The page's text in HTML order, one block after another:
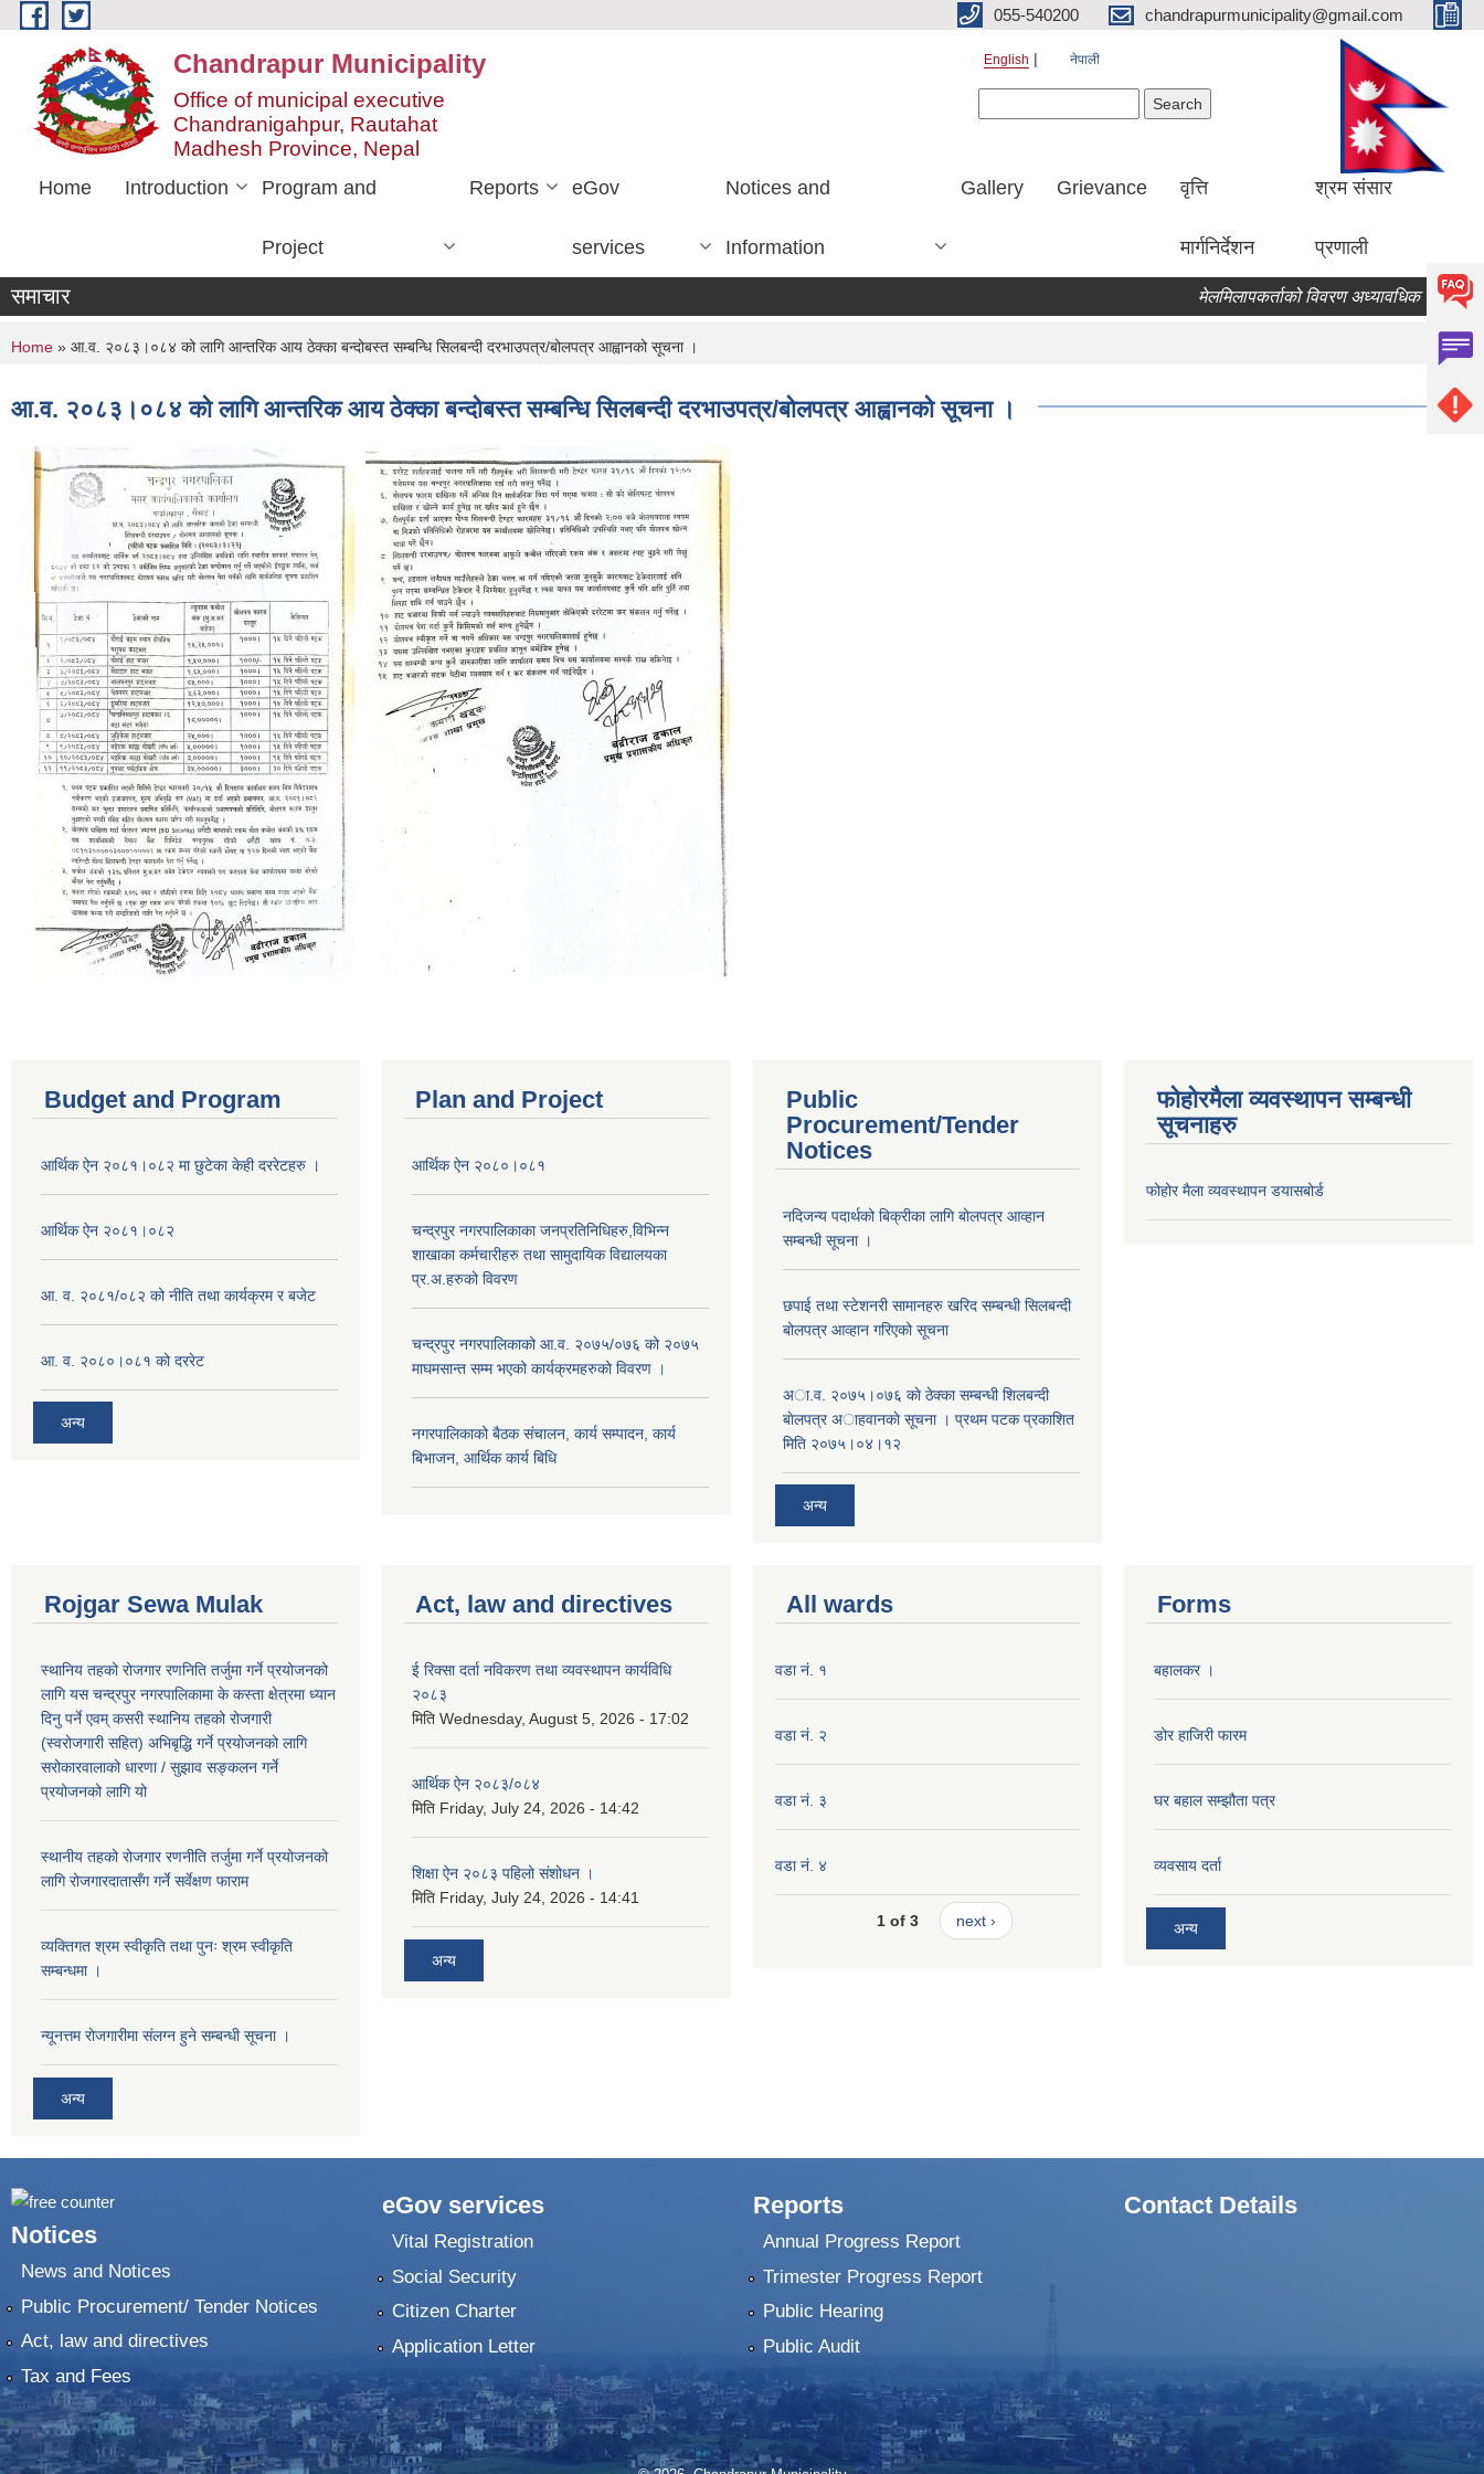
Skip to main content 055-540200 chandrapurmunicipality@gmail.com
Chandrapur Municipality
Office of municipal executive
Chandranigahpur, Rautahat
Madhesh Province, Nepal
English नेपाली
Home Introduction Program and
Project
Reports eGov
services
Notices and
Information
Gallery Grievance वृत्ति
मार्गनिर्देशन
श्रम संसार
प्रणाली
समाचार मेलमिलापकर्ताको विवरण अध्यावधिक गर्ने सम्बन्धि
You are here
Home » आ.व. २०८३।०८४ को लागि आन्तरिक आय ठेक्का बन्दोबस्त सम्बन्धि सिलबन्दी दरभाउपत्र/बोलपत्र आह्वानको सूचना ।
आ.व. २०८३।०८४ को लागि आन्तरिक आय ठेक्का बन्दोबस्त सम्बन्धि सिलबन्दी दरभाउपत्र/बोलपत्र आह्वानको सूचना ।
Budget and Program
आर्थिक ऐन २०८१।०८२ मा छुटेका केही दररेटहरु ।
आर्थिक ऐन २०८१।०८२
आ. व. २०८१/०८२ को नीति तथा कार्यक्रम र बजेट
आ. व. २०८०।०८१ को दररेट
अन्य
Plan and Project
आर्थिक ऐन २०८०।०८१
चन्द्रपुर नगरपालिकाका जनप्रतिनिधिहरु,विभिन्न
शाखाका कर्मचारीहरु तथा सामुदायिक विद्यालयका
प्र.अ.हरुको विवरण
चन्द्रपुर नगरपालिकाको आ.व. २०७५/०७६ को २०७५
माघमसान्त सम्म भएको कार्यक्रमहरुको विवरण ।
नगरपालिकाको बैठक संचालन, कार्य सम्पादन, कार्य
बिभाजन, आर्थिक कार्य बिधि
Public
Procurement/Tender
Notices
नदिजन्य पदार्थको बिक्रीका लागि बोलपत्र आव्हान
सम्बन्धी सूचना ।
छपाई तथा स्टेशनरी सामानहरु खरिद सम्बन्धी सिलबन्दी
बोलपत्र आव्हान गरिएको सूचना
अा.व. २०७५।०७६ काे ठेक्का सम्बन्धी शिलबन्दी
बाेलपत्र अाहवानकाे सूचना । प्रथम पटक प्रकाशित
मिति २०७५।०४।१२
अन्य
फोहोरमैला व्यवस्थापन सम्बन्धी
सूचनाहरु
फोहोर मैला व्यवस्थापन डयासबोर्ड
Rojgar Sewa Mulak
स्थानिय तहको रोजगार रणनिति तर्जुमा गर्ने प्रयोजनको
लागि यस चन्द्रपुर नगरपालिकामा के कस्ता क्षेत्रमा ध्यान
दिनु पर्ने एवम् कसरी स्थानिय तहको रोजगारी
(स्वरोजगारी सहित) अभिबृद्धि गर्ने प्रयोजनको लागि
सरोकारवालाको धारणा / सुझाव सङ्कलन गर्ने
प्रयोजनको लागि यो
स्थानीय तहको रोजगार रणनीति तर्जुमा गर्ने प्रयोजनको
लागि रोजगारदातासँग गर्ने सर्वेक्षण फाराम
व्यक्तिगत श्रम स्वीकृति तथा पुनः श्रम स्वीकृति
सम्बन्धमा ।
न्यूनत्तम रोजगारीमा संलग्न हुने सम्बन्धी सूचना ।
अन्य
Act, law and directives
ई रिक्सा दर्ता नविकरण तथा व्यवस्थापन कार्यविधि
२०८३
मिति Wednesday, August 5, 2026 - 17:02
आर्थिक ऐन २०८३/०८४
मिति Friday, July 24, 2026 - 14:42
शिक्षा ऐन २०८३ पहिलो संशोधन ।
मिति Friday, July 24, 2026 - 14:41
अन्य
All wards
वडा नं. १
वडा नं. २
वडा नं. ३
वडा नं. ४
1 of 3 next ›
Forms
बहालकर ।
डोर हाजिरी फारम
घर बहाल सम्झौता पत्र
व्यवसाय दर्ता
अन्य
Notices
News and Notices
Public Procurement/ Tender Notices
Act, law and directives
Tax and Fees
eGov services
Vital Registration
Social Security
Citizen Charter
Application Letter
Reports
Annual Progress Report
Trimester Progress Report
Public Hearing
Public Audit
Contact Details